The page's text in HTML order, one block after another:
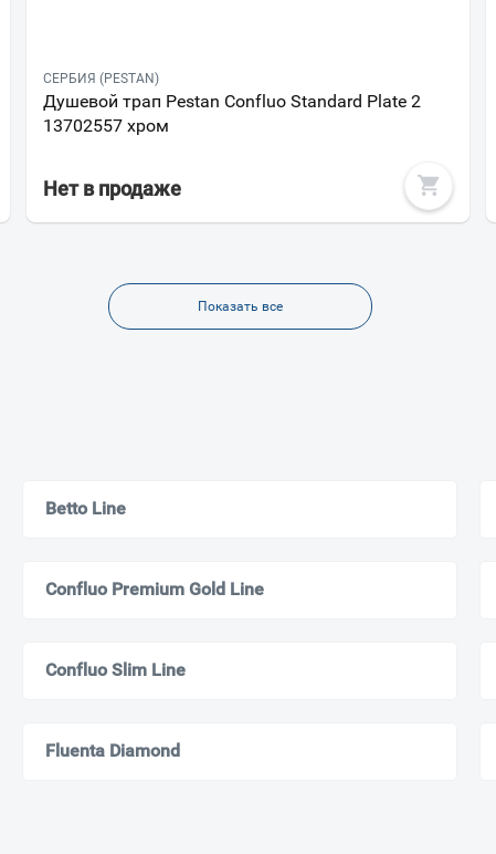
СЕРБИЯ (PESTAN)
Душевой трап Pestan Confluo Standard Plate 2
13702557 хром
Нет в продаже
Показать все
Betto Line
Confluo Premium Gold Line
Confluo Slim Line
Fluenta Diamond